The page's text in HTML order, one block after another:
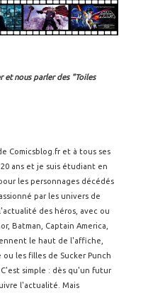
et nous parler des "Toiles
Comicsblog.fr et à tous ses
ans et je suis étudiant en
les personnages décédés
par les univers de
des héros, avec ou
Batman, Captain America,
le haut de l'affiche,
ou les filles de Sucker Punch
simple : dès qu'un futur
l'actualité. Mais